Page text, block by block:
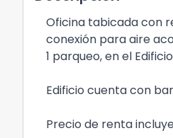
Oficina tabicada con
conexión para aire
1 parqueo, en el
Edificio cuenta con
Precio de renta